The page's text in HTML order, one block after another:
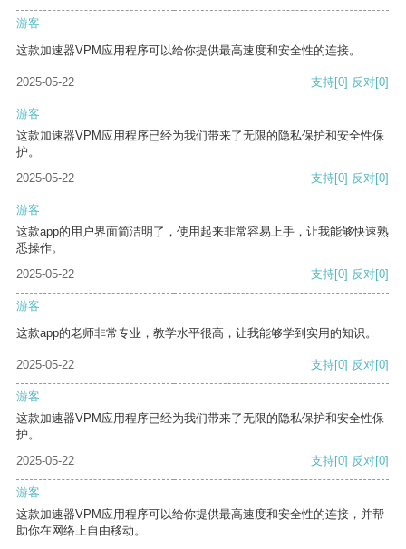
游客
这款加速器VPM应用程序可以给你提供最高速度和安全性的连接。
2025-05-22 支持[0] 反对[0]
游客
这款加速器VPM应用程序已经为我们带来了无限的隐私保护和安全性保
护。
2025-05-22
支持[0] 反对[0]
游客
这款app的用户界面简洁明了，使用起来非常容易上手，让我能够快速熟
悉操作。
2025-05-22
支持[0] 反对[0]
游客
这款app的老师非常专业，教学水平很高，让我能够学到实用的知识。
2025-05-22 支持[0] 反对[0]
游客
这款加速器VPM应用程序已经为我们带来了无限的隐私保护和安全性保
护。
2025-05-22
支持[0] 反对[0]
游客
这款加速器VPM应用程序可以给你提供最高速度和安全性的连接，并帮
助你在网络上自由移动。